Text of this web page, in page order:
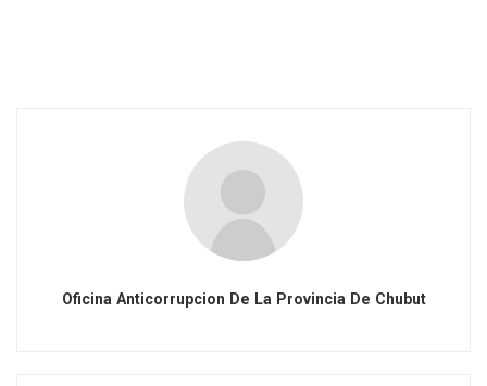
Oficina Anticorrupcion De La Provincia De Chubut